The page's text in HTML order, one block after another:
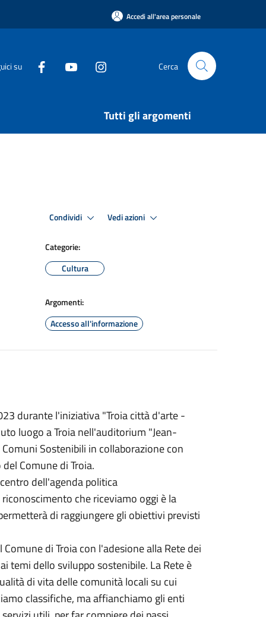
Accedi all'area personale
su Cerca
Tutti gli argomenti
Condividi Vedi azioni
Categorie:
Cultura
Argomenti:
Accesso all'informazione
durante l'iniziativa "Troia città d'arte -
luogo a Troia nell'auditorium "Jean-
Sostenibili in collaborazione con
Comune di Troia.
dell'agenda politica
che riceviamo oggi è la
di raggiungere gli obiettivi previsti
di Troia con l'adesione alla Rete dei
temi dello sviluppo sostenibile. La Rete è
di vita delle comunità locali su cui
classifiche, ma affianchiamo gli enti